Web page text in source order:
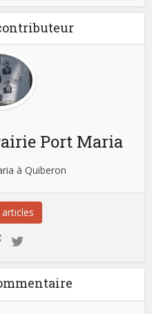
Port Maria
à Quiberon